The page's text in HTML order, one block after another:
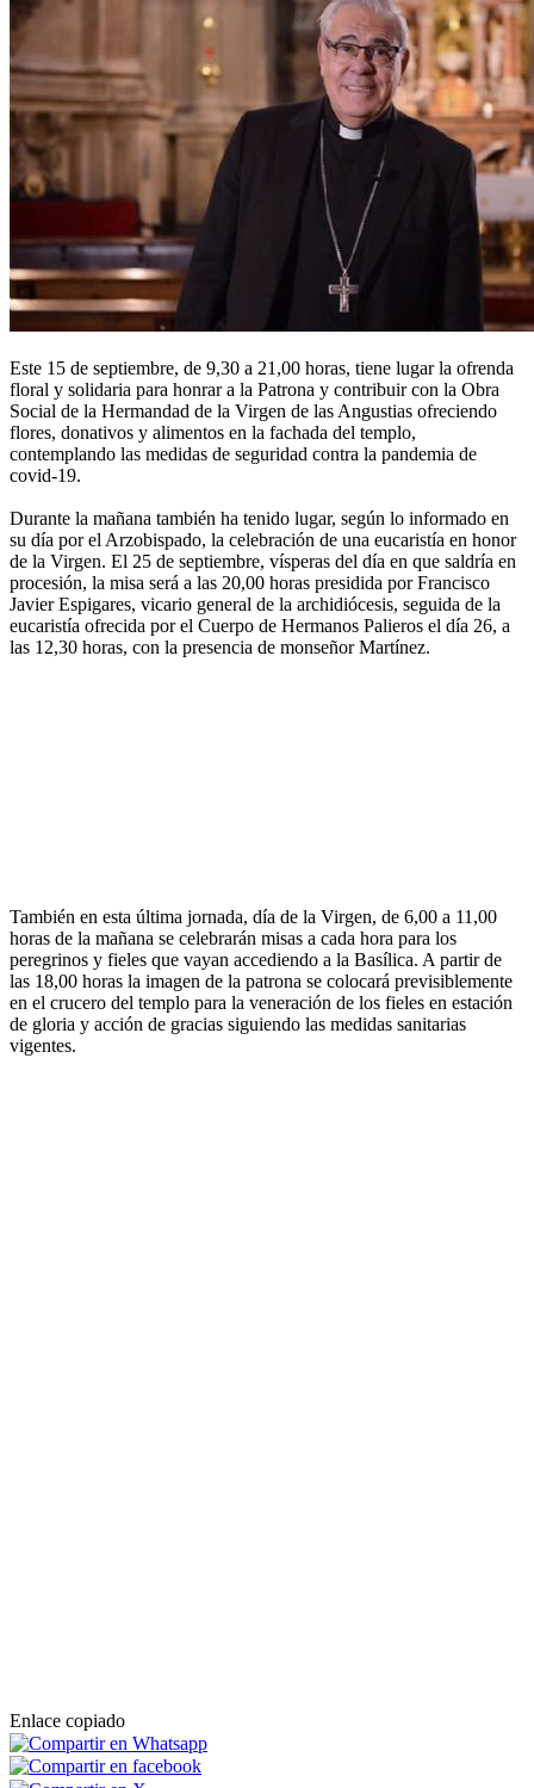
Este 15 de septiembre, de 9,30 a 21,00 horas, tiene lugar la ofrenda
floral y solidaria para honrar a la Patrona y contribuir con la Obra
Social de la Hermandad de la Virgen de las Angustias ofreciendo
flores, donativos y alimentos en la fachada del templo,
contemplando las medidas de seguridad contra la pandemia de
covid-19.
Durante la mañana también ha tenido lugar, según lo informado en
su día por el Arzobispado, la celebración de una eucaristía en honor
de la Virgen. El 25 de septiembre, vísperas del día en que saldría en
procesión, la misa será a las 20,00 horas presidida por Francisco
Javier Espigares, vicario general de la archidiócesis, seguida de la
eucaristía ofrecida por el Cuerpo de Hermanos Palieros el día 26, a
las 12,30 horas, con la presencia de monseñor Martínez.
También en esta última jornada, día de la Virgen, de 6,00 a 11,00
horas de la mañana se celebrarán misas a cada hora para los
peregrinos y fieles que vayan accediendo a la Basílica. A partir de
las 18,00 horas la imagen de la patrona se colocará previsiblemente
en el crucero del templo para la veneración de los fieles en estación
de gloria y acción de gracias siguiendo las medidas sanitarias
vigentes.
Enlace copiado